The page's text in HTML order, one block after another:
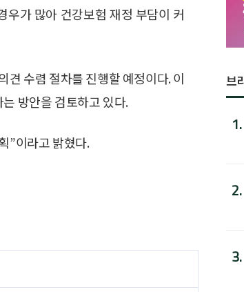
우가 많아 건강보험 재정 부담이 커
견 수렴 절차를 진행할 예정이다. 이
방안을 검토하고 있다.
”이라고 밝혔다.
브
1.
2.
3.